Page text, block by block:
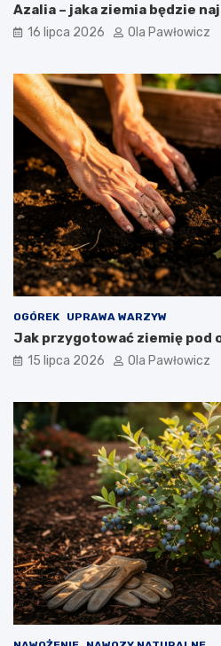
Azalia – jaka ziemia będzie
16 lipca 2026 Ola Pawłowicz
OGÓREK UPRAWA WARZYW
Jak przygotować ziemię pod
15 lipca 2026 Ola Pawłowicz